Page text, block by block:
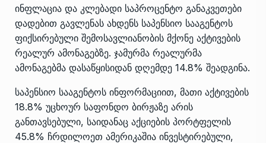
ინფლაცია და კლებადი საპროცენტო განაკვეთები
დადებით გავლენას ახდენს საპენსიო სააგენტოს
ფიქსირებული შემოსავლიანობის მქონე აქტივების
რეალურ ამონაგებზე. ჯამურმა რეალურმა
ამონაგებმა დასაწყისიდან დღემდე 14.8% შეადგინა.
საპენსიო სააგენტოს ინფორმაციით, მათი აქტივების
18.8% უცხოურ საფონდო ბირჟაზე არის
განთავსებული, საიდანაც აქციების პორტფელის
45.8% ჩრდილოეთ ამერიკაშია ინვესტირებული,